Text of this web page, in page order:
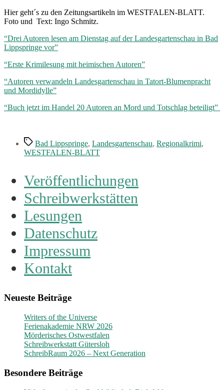
Hier geht´s zu den Zeitungsartikeln im WESTFALEN-BLATT.
Foto und Text: Ingo Schmitz.
“Drei Autoren lesen am Dienstag auf der Landesgartenschau in Bad
Lippspringe vor”
“Erste Krimilesung mit heimischen Autoren”
“Autoren verwandeln Landesgartenschau in Tatort-Blumenpracht
und Mordidylle”
“Buch jetzt im Handel 20 Autoren an Mord und Totschlag beteiligt”
Schlagwörter
Bad Lippspringe, Landesgartenschau, Regionalkrimi,
WESTFALEN-BLATT
Veröffentlichungen
Schreibwerkstätten
Lesungen
Datenschutz
Impressum
Kontakt
Neueste Beiträge
Writers of the Universe
Ferienakademie NRW 2026
Mörderisches Ostwestfalen
Schreibwerkstatt Gütersloh
SchreibRaum 2026 – Next Generation
Besondere Beiträge